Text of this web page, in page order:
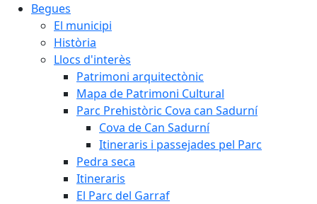
Begues
El municipi
Història
Llocs d'interès
Patrimoni arquitectònic
Mapa de Patrimoni Cultural
Parc Prehistòric Cova can Sadurní
Cova de Can Sadurní
Itineraris i passejades pel Parc
Pedra seca
Itineraris
El Parc del Garraf